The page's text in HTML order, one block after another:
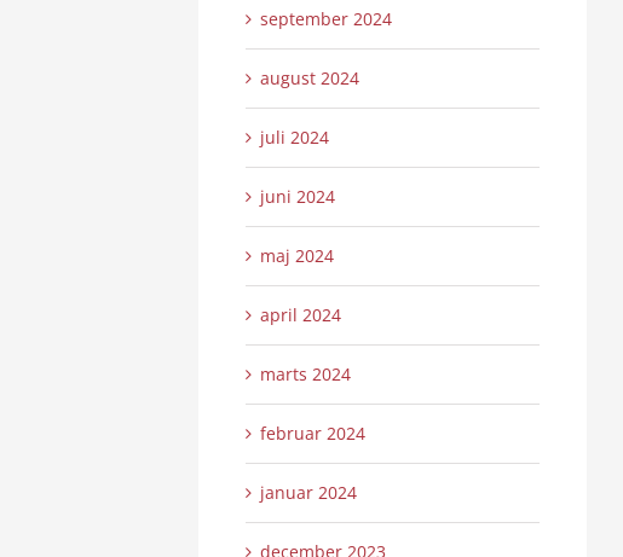
september 2024
august 2024
juli 2024
juni 2024
maj 2024
april 2024
marts 2024
februar 2024
januar 2024
december 2023